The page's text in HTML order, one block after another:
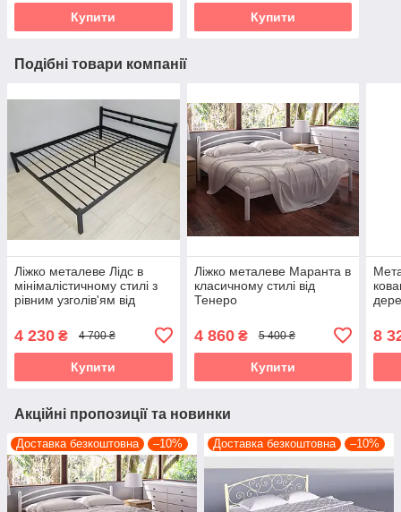
Купити Купити
Подібні товари компанії
Ліжко металеве Лідс в
мінімалістичному стилі з
рівним узголів'ям від
4 230 ₴ 4 700 ₴
Купити
Ліжко металеве Маранта в
класичному стилі від
Тенеро
4 860₴ 5 400 ₴
Купити
8
Акційні пропозиції та новинки
Доставка безкоштовна –10% Доставка безкоштовна –10%